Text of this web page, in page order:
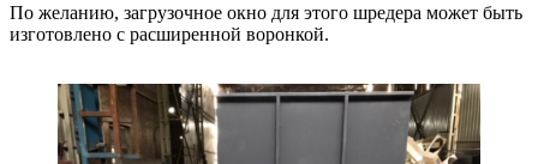
По желанию, загрузочное окно для этого шредера может быть
изготовлено с расширенной воронкой.